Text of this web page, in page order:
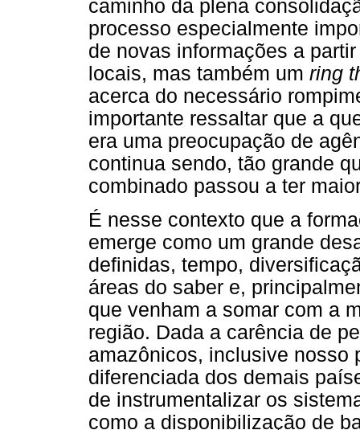
caminho da plena
processo especialmente
de novas informações a
locais, mas também um ring
acerca do necessário
importante ressaltar que a
era uma preocupação de
continua sendo, tão grande
combinado passou a ter
É nesse contexto que a
emerge como um grande
definidas, tempo,
áreas do saber e,
que venham a somar com a
região. Dada a carência de
amazônicos, inclusive nosso
diferenciada dos demais
de instrumentalizar os
como a disponibilização de